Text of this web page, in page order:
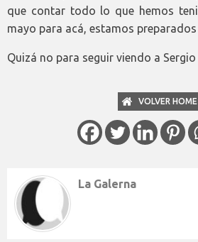
que contar todo lo que hemos
mayo para acá, estamos
Quizá no para seguir viendo a
VOLVER HOME
La Galerna